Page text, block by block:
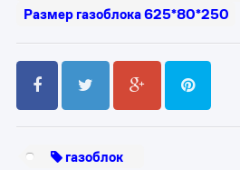
Размер газоблока 625*80*250
газоблок